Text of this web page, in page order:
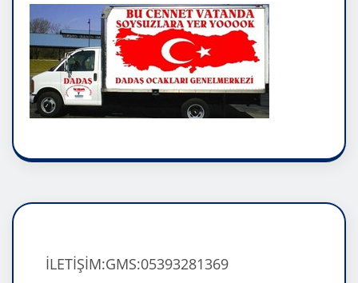
İLETİŞİM:GMS:05393281369